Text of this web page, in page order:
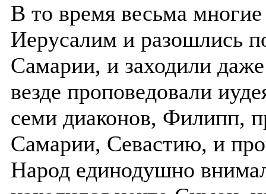
В то время весьма
Иерусалим и разошлись
Самарии, и заходили
везде проповедовали
семи диаконов, Филипп,
Самарии, Севастию, и
Народ единодушно